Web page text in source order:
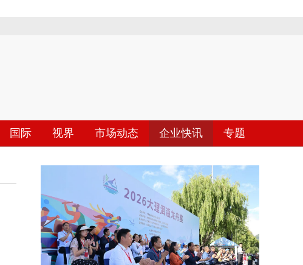
国际 视界 市场动态 企业快讯 专题